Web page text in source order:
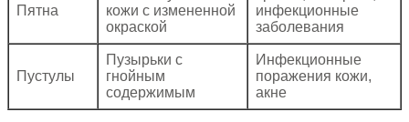
Пятна
кожи с измененной
окраской
инфекционные
заболевания
Пустулы
Пузырьки с
гнойным
содержимым
Инфекционные
поражения кожи,
акне